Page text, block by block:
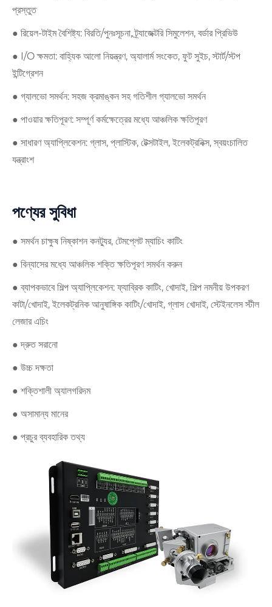
প্রস্তুত
● রিয়েল-টাইম বৈশিষ্ট্য: বিরতি/পুনঃসূচনা, ট্র্যাজেক্টরি সিমুলেশন, বর্ডার প্রিভিউ
● I/O ক্ষমতা: বাহ্যিক আলো নিয়ন্ত্রণ, অ্যালার্ম সংকেত, ফুট সুইচ, স্টার্ট/স্টপ
ইন্টিগ্রেশন
● গ্যালভো সমর্থন: সহজ ক্রমাঙ্কন সহ গতিশীল গ্যালভো সমর্থন
● পাওয়ার ক্ষতিপূরণ: সম্পূর্ণ কর্মক্ষেত্রের মধ্যে আঞ্চলিক ক্ষতিপূরণ
● সাধারণ অ্যাপ্লিকেশন: গ্লাস, প্লাস্টিক, টেক্সটাইল, ইলেকট্রনিক্স, স্বয়ংচালিত
যন্ত্রাংশ
পণ্যের সুবিধা
● সমর্থন চাক্ষুষ নিষ্কাশন কনট্যুর, টেমপ্লেট ম্যাচিং কাটিং
● বিন্যাসের মধ্যে আঞ্চলিক শক্তি ক্ষতিপূরণ সমর্থন করুন
● ব্যাপকভাবে শিল্প অ্যাপ্লিকেশন: ফ্যাব্রিক কাটিং, খোদাই, শিল্প নমনীয় উপকরণ
কাটা/খোদাই, ইলেকট্রনিক আনুষাঙ্গিক কাটিং/খোদাই, গ্লাস খোদাই, স্টেইনলেস স্টীল
লেজার এচিং
● দ্রুত সরানো
● উচ্চ দক্ষতা
● শক্তিশালী অ্যালগরিদম
● অসামান্য মানের
● প্রচুর ব্যবহারিক তথ্য